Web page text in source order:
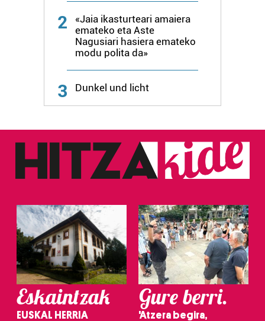
Bazkide batzuek ez dizute baimenik eskatzen, eta beren
interes komertzial legitimoetan babesten dira. Ikusi gure
dezakezun ikusteko.
datuen atalean. Edozein unetan alda edo ken dezakezu
zure baimena Cookieen adierazpenean.
fitxategiak erabiltzen ditu. Zure esperientzia eta
zerbitzuak hobetzeko asmoz, cookie teknologiaz
baliatzen gara. Ohar hau onartuz gero, teknologia hori
erabiltzeko baimen esplizitua ematen diguzu.Gehiago
irakurri
2
«Jaia ikasturteari amaiera
emateko eta Aste
Nagusiari hasiera emateko
modu polita da»
3 Dunkel und licht
Eskaintzak
EUSKAL HERRIA
Gure berri.
'Atzera begira,